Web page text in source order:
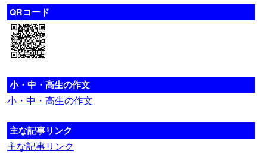
QRコード
小・中・高生の作文
小・中・高生の作文
主な記事リンク
主な記事リンク